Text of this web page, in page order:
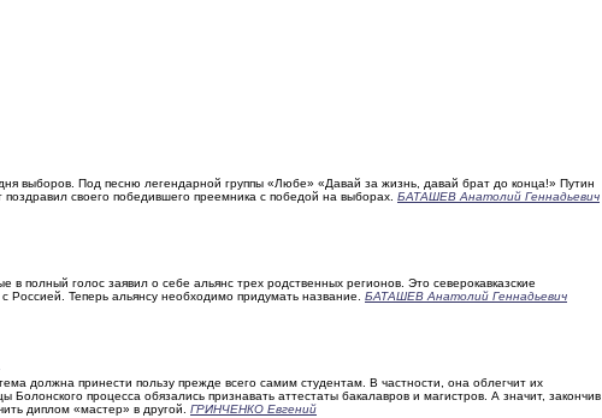
выборов. Под песню легендарной группы «Любе» «Давай за жизнь, давай брат до конца!» Путин
своего победившего преемника с победой на выборах. БАТАШЕВ Анатолий Геннадьевич
в полный голос заявил о себе альянс трех родственных регионов. Это северокавказские
Теперь альянсу необходимо придумать название. БАТАШЕВ Анатолий Геннадьевич
должна принести пользу прежде всего самим студентам. В частности, она облегчит их
процесса обязались признавать аттестаты бакалавров и магистров. А значит, закончив
диплом «мастер» в другой. ГРИНЧЕНКО Евгений